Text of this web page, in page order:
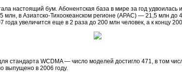
настоящий бум. Абонентская база в мире за год
млн, в Азиатско-Тихоокеанском регионе (APAC) — 21,5 млн до
года увеличится еще в 2 раза до 200 млн человек, а к концу
стандарта WCDMA — число моделей достигло 471, в том
выпущено в 2006 году.